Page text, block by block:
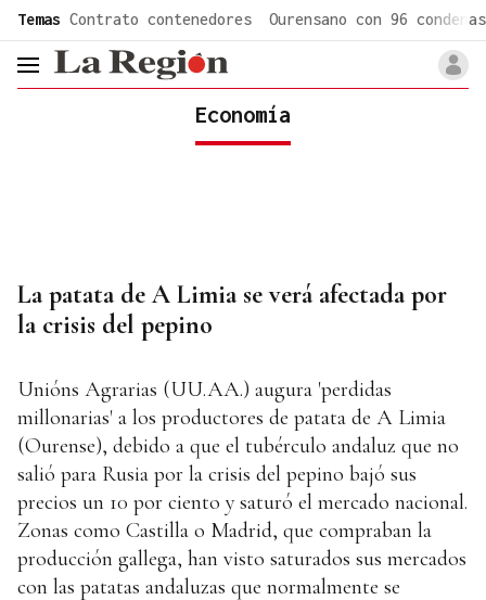
Temas Contrato contenedores Ourensano con 96 condenas
header.menu.open
Economía
La patata de A Limia se verá afectada por
la crisis del pepino
Unións Agrarias (UU.AA.) augura 'perdidas
millonarias' a los productores de patata de A Limia
(Ourense), debido a que el tubérculo andaluz que no
salió para Rusia por la crisis del pepino bajó sus
precios un 10 por ciento y saturó el mercado nacional.
Zonas como Castilla o Madrid, que compraban la
producción gallega, han visto saturados sus mercados
con las patatas andaluzas que normalmente se